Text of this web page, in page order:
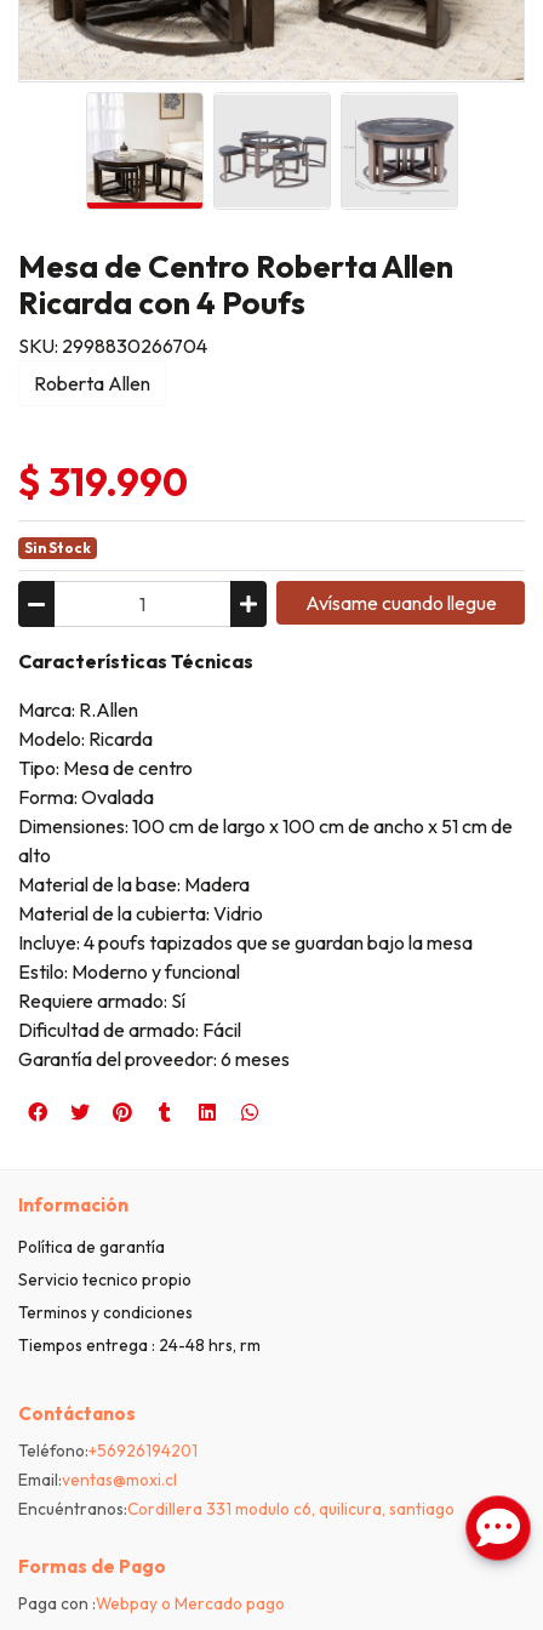
Mesa de Centro Roberta Allen
Ricarda con 4 Poufs
SKU: 2998830266704
Roberta Allen
$ 319.990
Sin Stock
Avísame cuando llegue
Características Técnicas
Marca: R.Allen
Modelo: Ricarda
Tipo: Mesa de centro
Forma: Ovalada
Dimensiones: 100 cm de largo x 100 cm de ancho x 51 cm de
alto
Material de la base: Madera
Material de la cubierta: Vidrio
Incluye: 4 poufs tapizados que se guardan bajo la mesa
Estilo: Moderno y funcional
Requiere armado: Sí
Dificultad de armado: Fácil
Garantía del proveedor: 6 meses
Información
Política de garantía
Servicio tecnico propio
Terminos y condiciones
Tiempos entrega : 24-48 hrs, rm
Contáctanos
Teléfono:+56926194201
Email:ventas@moxi.cl
Encuéntranos:Cordillera 331 modulo c6, quilicura, santiago
Formas de Pago
Paga con :Webpay o Mercado pago